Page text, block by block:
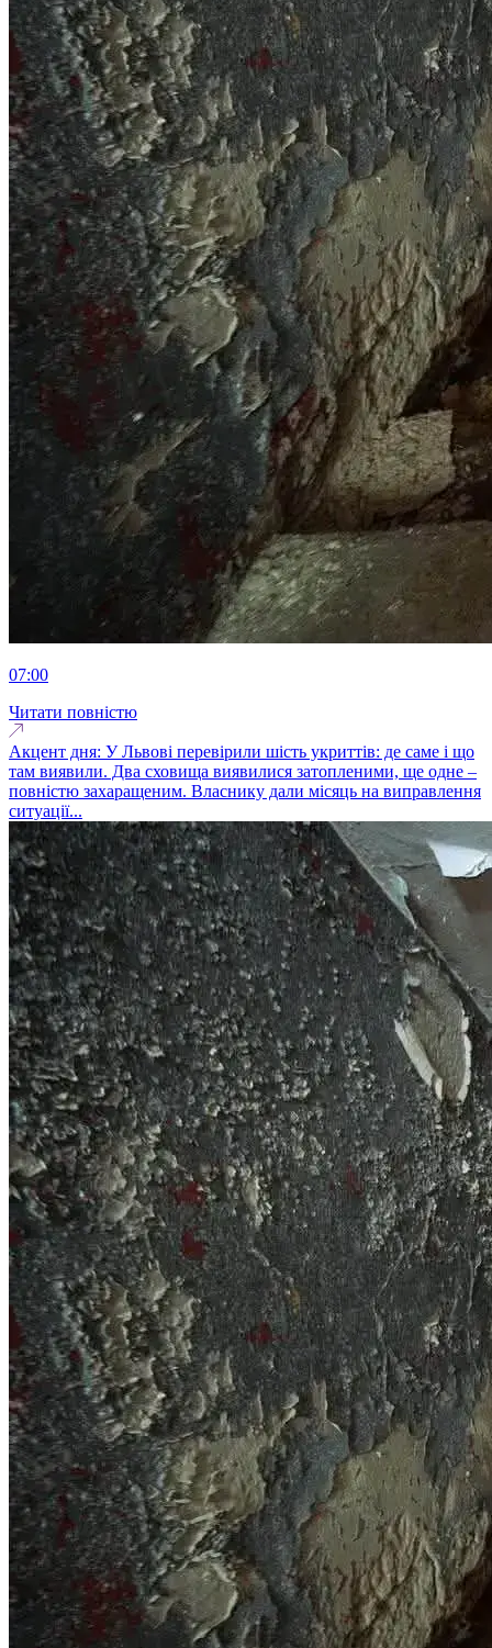
07:00
Читати повністю
Акцент дня: У Львові перевірили шість укриттів: де саме і що
там виявили. Два сховища виявилися затопленими, ще одне –
повністю захаращеним. Власнику дали місяць на виправлення
ситуації...